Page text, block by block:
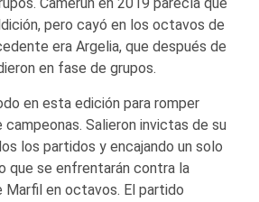
pero cayó en los octavos de
era Argelia, que después de
en fase de grupos.
en esta edición para romper
Salieron invictas de su
los partidos y encajando un solo
que se enfrentarán contra la
Marfil en octavos. El partido